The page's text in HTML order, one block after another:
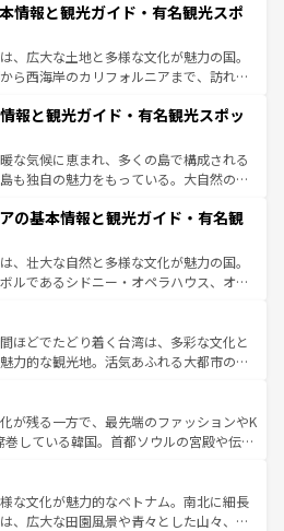
てほしい。
残る町や、スイスならではのユニークな
ルプス観光だけでなく町歩きも満喫する
民の所得が高いため物価も高いが、旅行
提供のサービスもあり、うまく活用すれ
コンテンツ一覧を参照してほしい。
情報と観光ガイド・有名観光スポ
、広大な土地と多様な文化が魅力の国。
ら西海岸のカリフォルニアまで、訪れる
は、観光、ショッピング、エンターテイ
た刺激的なスポットだ。一方、アメリカ
広がり、グランドキャニオンやイエロー
といった絶景が堪能できる。さらに、南
者はアメリカの各地域で異なる魅力を楽
多様性と豊かな歴史を感じることができ
ロードトリップや列車の旅も、アメリカ
イルだ。 なお、新着のアメリカ
一覧 を参照してほしい。
報と観光ガイド・有名観光スポッ
な気候に恵まれ、多くの島で構成される
も独自の魅力をもっている。大自然の神
い。また、定番の観光地といえばオアフ
然を求めるならマウイ島やカウアイ島が
ルドグリーンに輝く海をはじめ、豊かな
いている。「アロハスピリット」と呼ば
ーカルフードやハワイアンミュージッ
ダンスなど、すべてがハワイの魅力を彩
たびに新しい発見と感動が待っているハ
の基本情報と観光ガイド・有名観
、壮大な自然と多様な文化が魅力の国。
ルであるシドニー・オペラハウス、オー
中央部にそびえるウルル（エアーズロッ
の美しい原生林やケアンズの熱帯雨林な
くさん。また、カフェやワイン、オージ
ティも充実しており、サーフィンやダイ
グなど、アウトドア好きにはたまらな
アの多彩な魅力を存分に味わいつくそ
ほどでたどり着く台湾は、多彩な文化と
力的な観光地。活気あふれる大都市の台
岳地帯である台湾東部など、都市の喧騒
共存しており、訪れる人に新しい発見と
くれる。また、奥深い台湾の食文化も魅
のスイーツなど、バラエティ豊かな料理
わえる。 なお、新着の台湾情報は コンテンツ一覧を参
が残る一方で、最先端のファッションやK
巻している韓国。首都ソウルの宮殿や伝統
ばせば四季折々の自然美を楽しむことが
キムチや焼肉、絶品のストリートフード
韓国料理が待っている。夜には、韓国な
な文化が魅力的なベトナム。南北に細長
、広大な田園風景や青々とした山々、世